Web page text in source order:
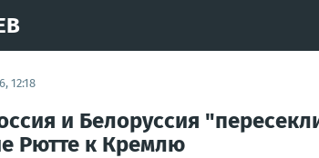
12:18
и Белоруссия
Рютте к Кремлю